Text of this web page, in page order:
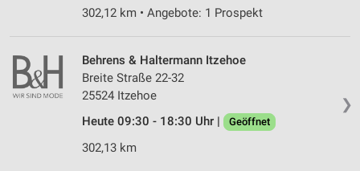
302,12 km • Angebote: 1 Prospekt
❯
Behrens & Haltermann Itzehoe
Breite Straße 22-32
25524 Itzehoe
Heute 09:30 - 18:30 Uhr |
Geöffnet
302,13 km